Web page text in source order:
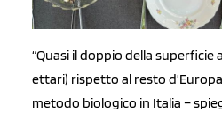
“Quasi il doppio della superficie
ettari) rispetto al resto
metodo biologico in Italia –